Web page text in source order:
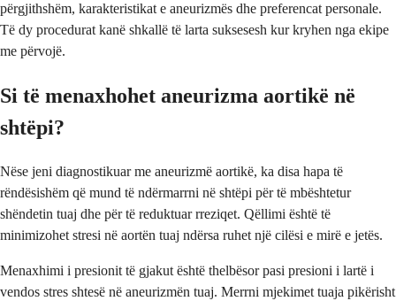
përgjithshëm, karakteristikat e aneurizmës dhe preferencat personale.
Të dy procedurat kanë shkallë të larta suksesesh kur kryhen nga ekipe
me përvojë.
Si të menaxhohet aneurizma aortikë në
shtëpi?
Nëse jeni diagnostikuar me aneurizmë aortikë, ka disa hapa të
rëndësishëm që mund të ndërmarrni në shtëpi për të mbështetur
shëndetin tuaj dhe për të reduktuar rreziqet. Qëllimi është të
minimizohet stresi në aortën tuaj ndërsa ruhet një cilësi e mirë e jetës.
Menaxhimi i presionit të gjakut është thelbësor pasi presioni i lartë i
vendos stres shtesë në aneurizmën tuaj. Merrni mjekimet tuaja pikërisht